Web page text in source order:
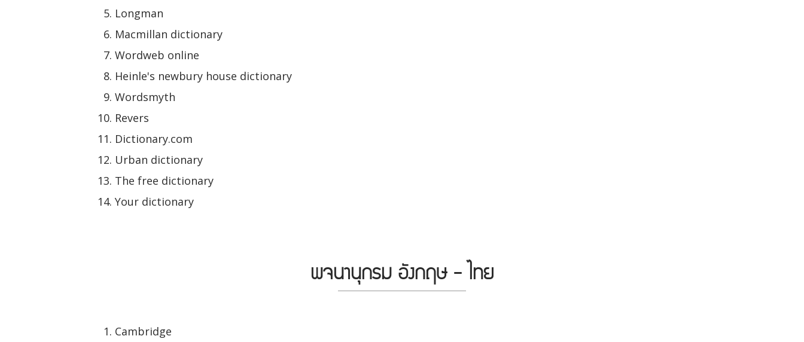
Longman
Macmillan dictionary
Wordweb online
Heinle's newbury house dictionary
Wordsmyth
Revers
Dictionary.com
Urban dictionary
The free dictionary
Your dictionary
พจนานุกรม อังกฤษ - ไทย
Cambridge